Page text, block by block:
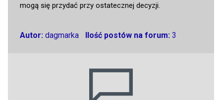
mogą się przydać przy ostatecznej decyzji.
Autor: dagmarka Ilość postów na forum: 3